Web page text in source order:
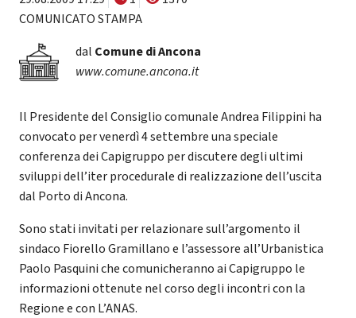
COMUNICATO STAMPA
dal Comune di Ancona
www.comune.ancona.it
Il Presidente del Consiglio comunale Andrea Filippini ha
convocato per venerdì 4 settembre una speciale
conferenza dei Capigruppo per discutere degli ultimi
sviluppi dell’iter procedurale di realizzazione dell’uscita
dal Porto di Ancona.
Sono stati invitati per relazionare sull’argomento il
sindaco Fiorello Gramillano e l’assessore all’Urbanistica
Paolo Pasquini che comunicheranno ai Capigruppo le
informazioni ottenute nel corso degli incontri con la
Regione e con L’ANAS.